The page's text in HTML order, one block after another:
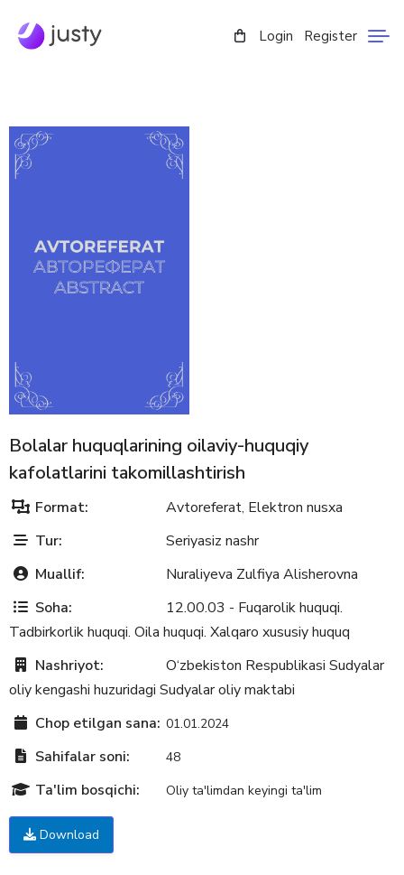
Login Register
Bolalar huquqlarining oilaviy-huquqiy
kafolatlarini takomillashtirish
Format: Avtoreferat, Elektron nusxa
Tur:
Seriyasiz nashr
Muallif:
Nuraliyeva Zulfiya Alishеrovna
Soha:
12.00.03 - Fuqarolik huquqi.
Tadbirkorlik huquqi. Oila huquqi. Xalqaro xususiy huquq
Nashriyot:
O‘zbekiston Respublikasi Sudyalar
oliy kengashi huzuridagi Sudyalar oliy maktabi
Chop etilgan sana: 01.01.2024
Sahifalar soni: 48
Ta'lim bosqichi: Oliy ta'limdan keyingi ta'lim
Download